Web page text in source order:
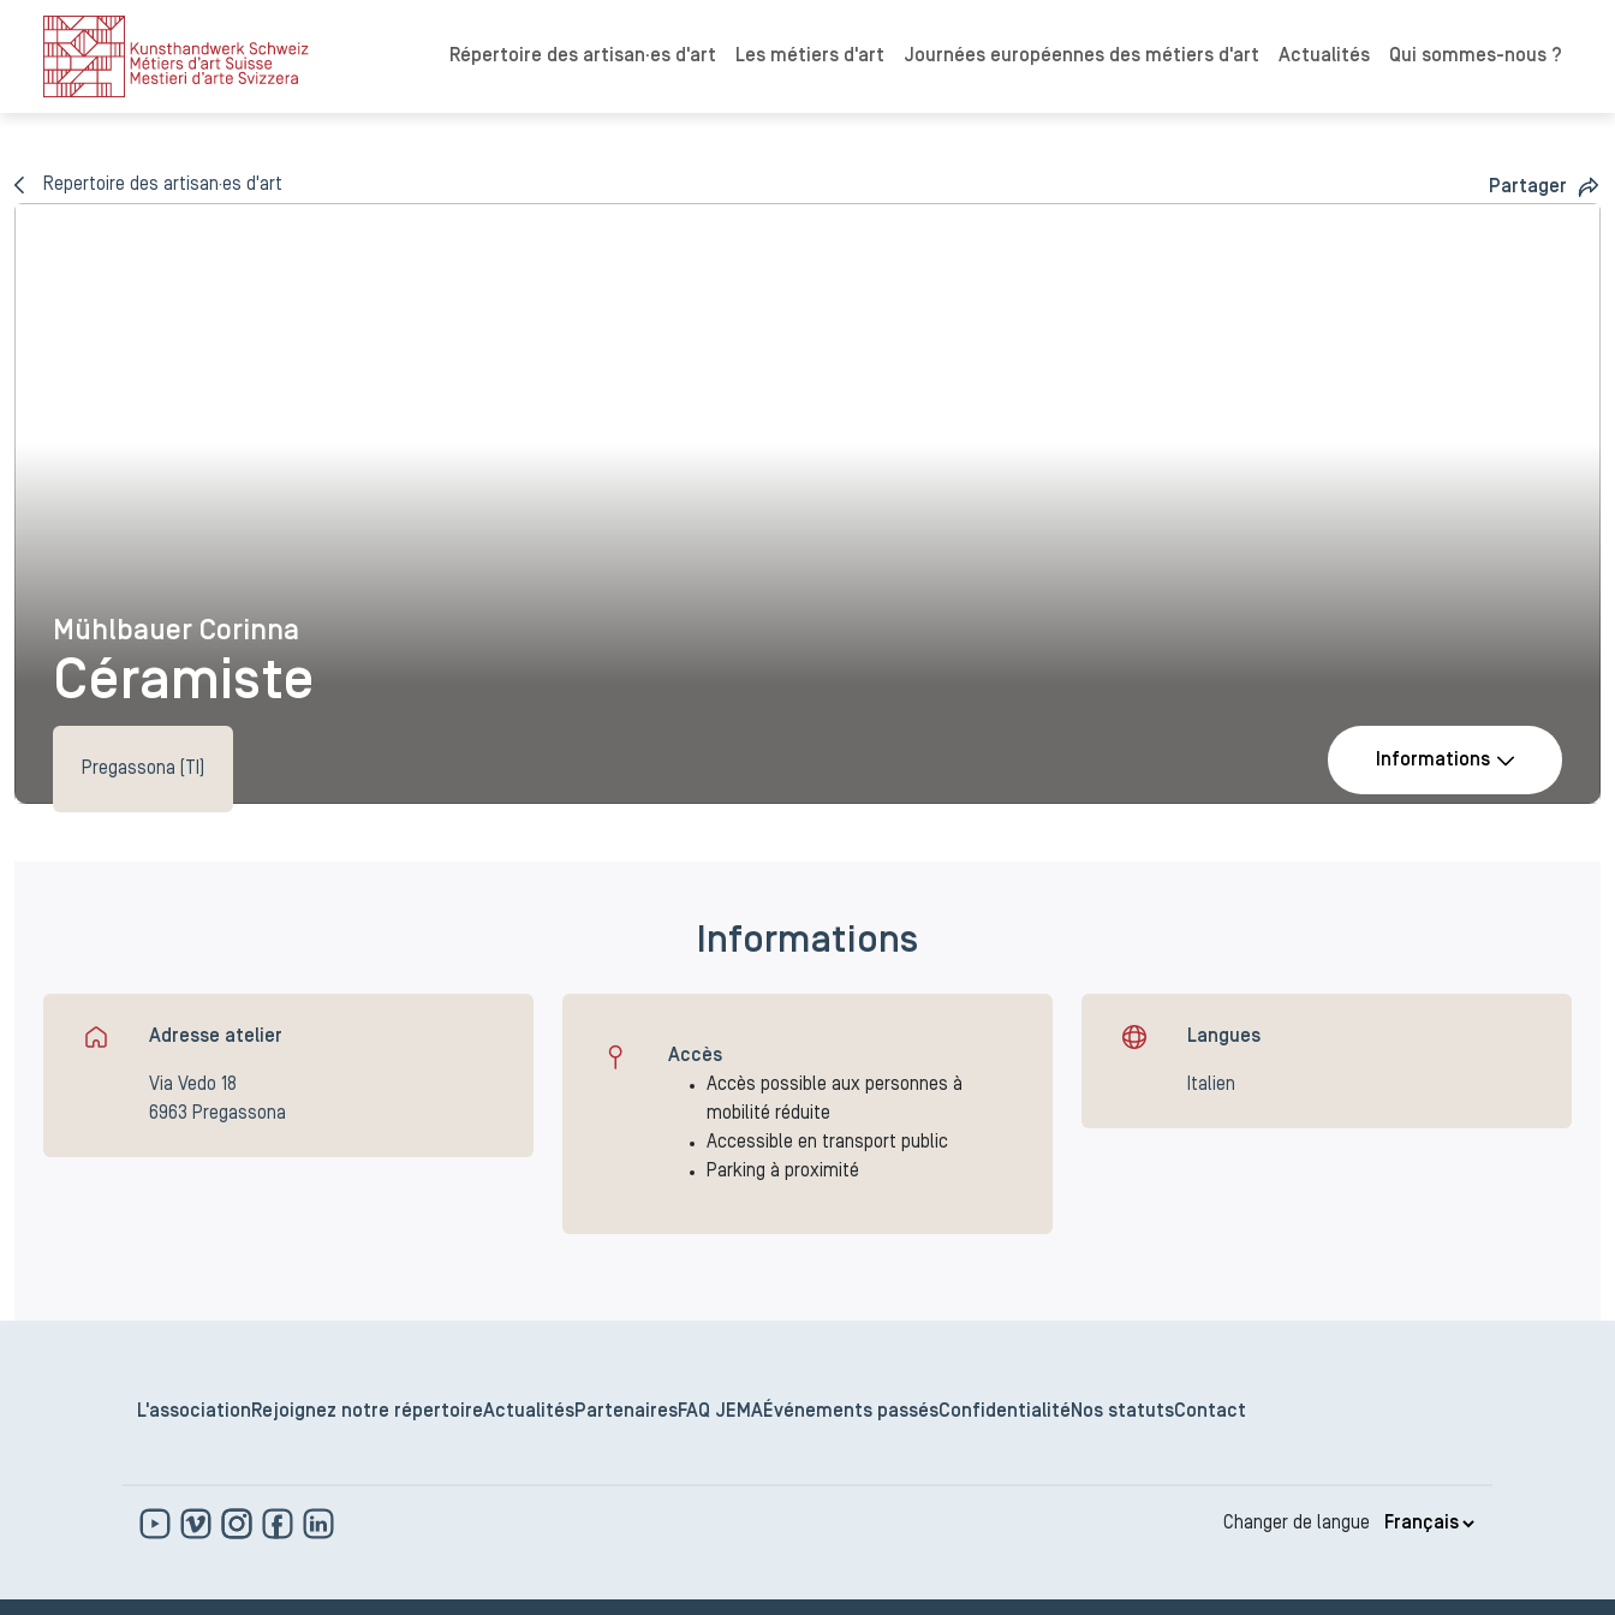
Répertoire des artisan·es d'art Les métiers d'art Journées européennes des métiers d'art Actualités Qui sommes-nous ?
Repertoire des artisan·es d'art Partager
Mühlbauer Corinna
Mühlbauer Corinna
Céramiste
Pregassona (TI)
Informations
Informations
Adresse atelier
Via Vedo 18
6963 Pregassona
Accès
Accès possible aux personnes à
mobilité réduite
Accessible en transport public
Parking à proximité
Langues
Italien
L'association Rejoignez notre répertoireActualitésPartenairesFAQ JEMAÉvénements passésConfidentialité Nos statutsContact
Changer de langue